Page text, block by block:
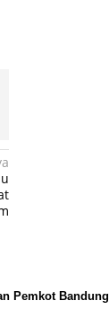
Pemkot Bandung